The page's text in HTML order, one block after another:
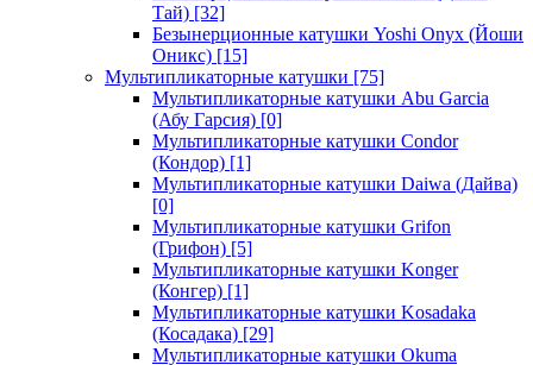
Тай) [32]
Безынерционные катушки Yoshi Onyx (Йоши
Оникс) [15]
Мультипликаторные катушки [75]
Мультипликаторные катушки Abu Garcia
(Абу Гарсия) [0]
Мультипликаторные катушки Condor
(Кондор) [1]
Мультипликаторные катушки Daiwa (Дайва)
[0]
Мультипликаторные катушки Grifon
(Грифон) [5]
Мультипликаторные катушки Konger
(Конгер) [1]
Мультипликаторные катушки Kosadaka
(Косадака) [29]
Мультипликаторные катушки Okuma